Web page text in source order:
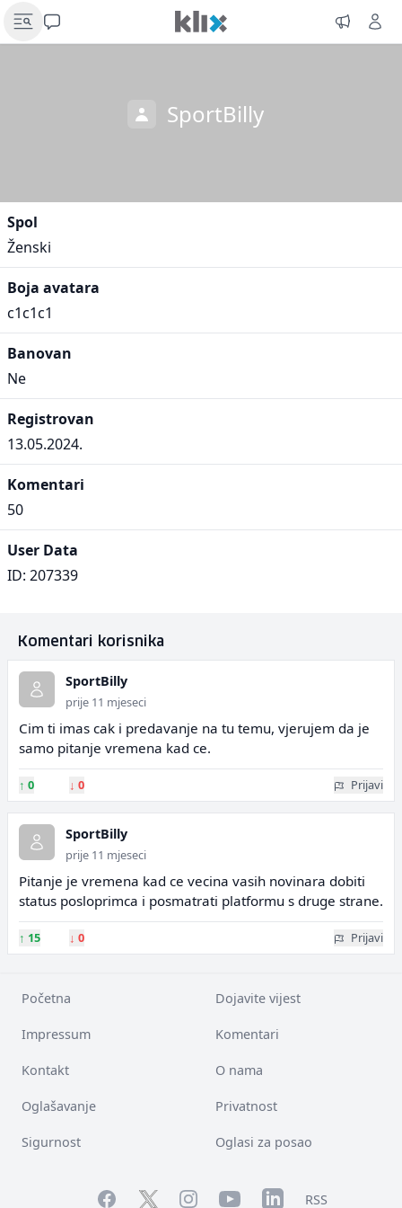
SportBilly
Spol
Ženski
Boja avatara
c1c1c1
Banovan
Ne
Registrovan
13.05.2024.
Komentari
50
User Data
ID: 207339
Komentari korisnika
SportBilly
prije 11 mjeseci
Cim ti imas cak i predavanje na tu temu, vjerujem da je
samo pitanje vremena kad ce.
↑ 0 ↓ 0 Prijavi
SportBilly
prije 11 mjeseci
Pitanje je vremena kad ce vecina vasih novinara dobiti
status posloprimca i posmatrati platformu s druge strane.
↑ 15 ↓ 0 Prijavi
Početna Dojavite vijest
Impressum Komentari
Kontakt O nama
Oglašavanje Privatnost
Sigurnost Oglasi za posao
FacebookTwitterInstagramYouTubeLinkedInRSS